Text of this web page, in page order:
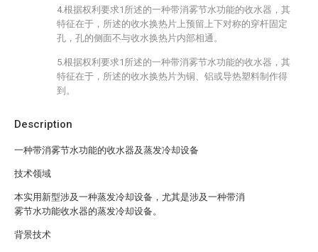
Description
一种带消雾节水功能的收水器及蒸发冷却设备
技术领域
本实用新型涉及一种蒸发冷却设备，尤其是涉及一种带消
雾节水功能收水器的蒸发冷却设备。
背景技术
4.根据权利要求1所述的一种带消雾节水功能的收水器，其
特征在于，所述的收水换热片上预留上下对称的穿杆固定
孔，孔的侧面不与收水换热片内部相通。
5.根据权利要求1所述的一种带消雾节水功能的收水器，其
特征在于，所述的收水换热片为铜、铝或导热塑料制作得
到。